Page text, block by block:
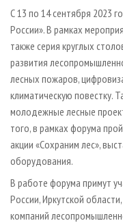
ПРОИЗВОДСТВО
ДЕРЕВЯННОЕ
ПРОИЗВОДСТВО
БИОЭНЕРГЕТИКА
ЦБП
ИНСТРУМЕНТ И
МОБИЛЬНЫЕ
ОФИЦИАЛЬНЫЕ
ПРИОРИТЕТНЫЕ
RUSSIAN FORESTRY
ГАЗЕТА
БИБЛИОТЕКА
РЕКЛАМА НА САЙТЕ
С 13 по 14 сентября 2023
России». В рамках
также серия круглых
развития
лесных пожаров,
климатическую повестку.
молодежные лесные
того, в рамках форума
акции «Сохраним лес»,
оборудования.
В работе форума примут
России, Иркутской
компаний